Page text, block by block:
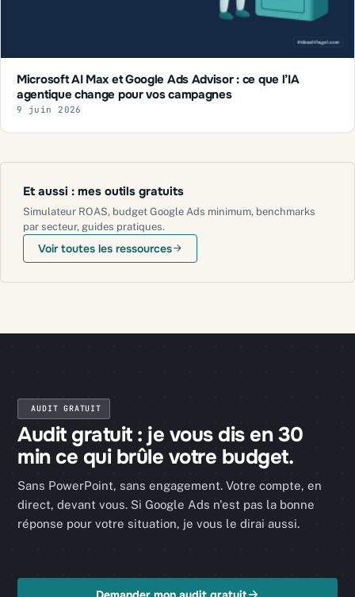
Microsoft AI Max et Google Ads Advisor : ce que l’IA
agentique change pour vos campagnes
9 juin 2026
Et aussi : mes outils gratuits
Simulateur ROAS, budget Google Ads minimum, benchmarks
par secteur, guides pratiques.
Voir toutes les ressources
AUDIT GRATUIT
Audit gratuit : je vous dis en 30
min ce qui brûle votre budget.
Sans PowerPoint, sans engagement. Votre compte, en
direct, devant vous. Si Google Ads n'est pas la bonne
réponse pour votre situation, je vous le dirai aussi.